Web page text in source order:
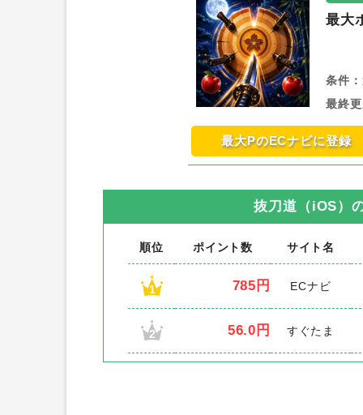
最大
条件：
最終
最大PのECナビに登録
抜刀道（iOS）
順位 ポイント数 サイト名
1 785円 ECナビ
2 56.0円 すぐたま